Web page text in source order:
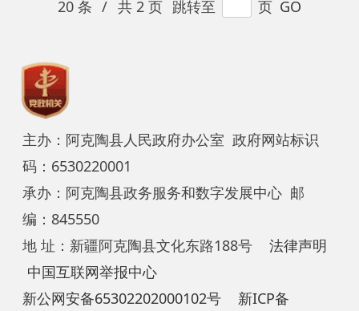
码：6530220001
承办：阿克陶县政务服务和数字发展中心 邮
编：845550
地 址：新疆阿克陶县文化东路188号
法律声明
中国互联网举报中心
新公网安备65302202000102号
12003422号 关于我们